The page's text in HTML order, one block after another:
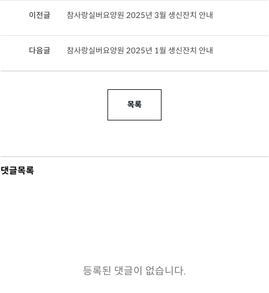
이전글 참사랑실버요양원 2025년 3월 생신잔치 안내
다음글 참사랑실버요양원 2025년 1월 생신잔치 안내
목록
댓글목록
등록된 댓글이 없습니다.